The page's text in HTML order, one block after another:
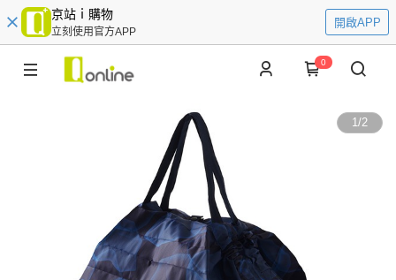
京站ｉ購物
立刻使用官方APP
開啟APP
0
1/2